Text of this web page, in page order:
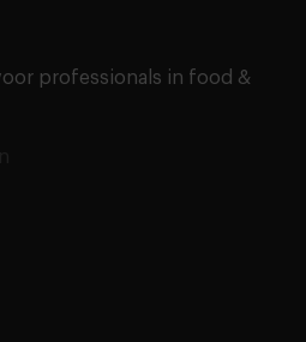
professionals in food &